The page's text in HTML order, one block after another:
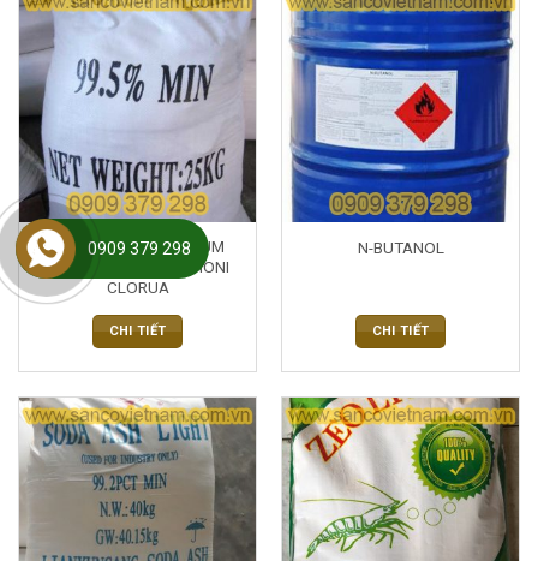
MUỐI LẠNH AMMONIUM
CHLORIDE NH4CL-AMONI
CLORUA
CHI TIẾT
N-BUTANOL
CHI TIẾT
0909 379 298